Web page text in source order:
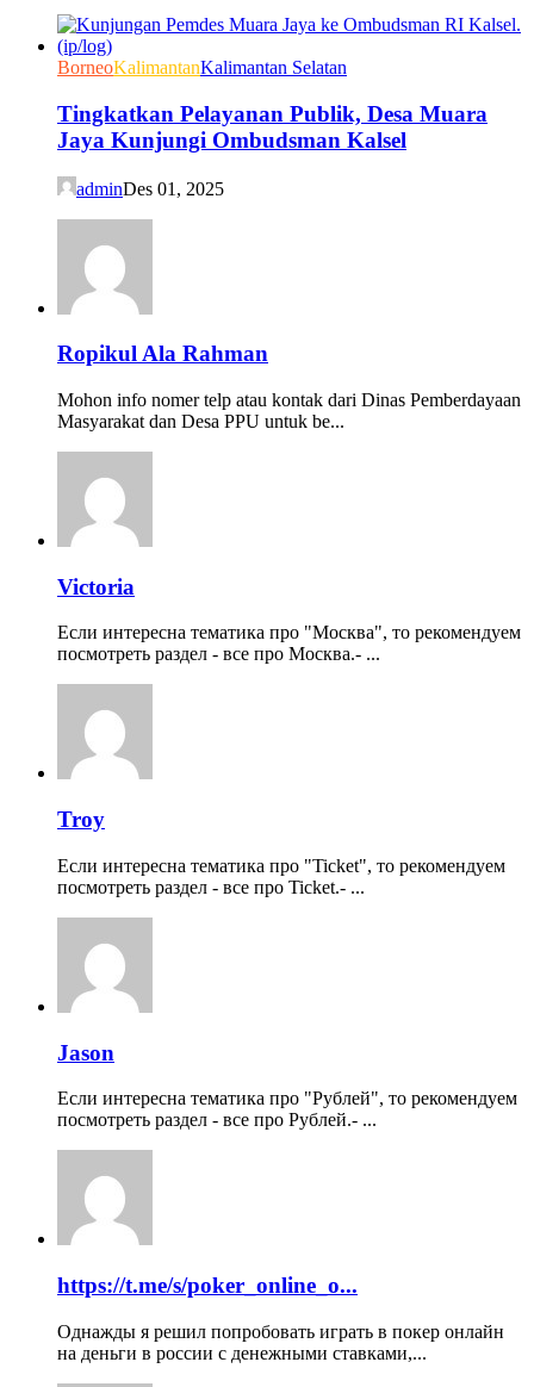
BorneoKalimantanKalimantan Selatan
Tingkatkan Pelayanan Publik, Desa Muara
Jaya Kunjungi Ombudsman Kalsel
adminDes 01, 2025
Ropikul Ala Rahman
Mohon info nomer telp atau kontak dari Dinas Pemberdayaan
Masyarakat dan Desa PPU untuk be...
Victoria
Если интересна тематика про "Москва", то рекомендуем
посмотреть раздел - все про Москва.- ...
Troy
Если интересна тематика про "Ticket", то рекомендуем
посмотреть раздел - все про Ticket.- ...
Jason
Если интересна тематика про "Рублей", то рекомендуем
посмотреть раздел - все про Рублей.- ...
https://t.me/s/poker_online_o...
Однажды я решил попробовать играть в покер онлайн
на деньги в россии с денежными ставками,...